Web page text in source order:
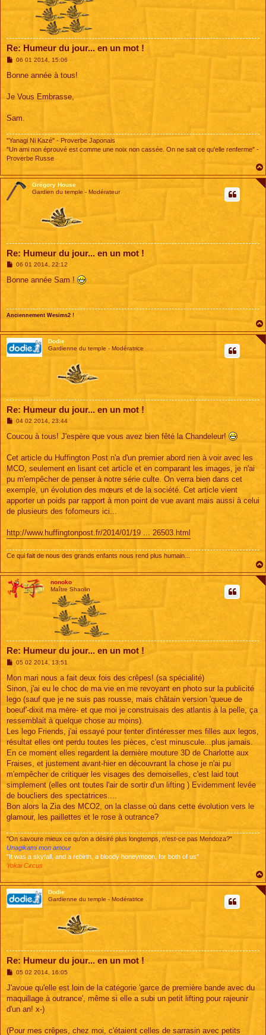
Re: Humeur du jour... en un mot !
M
s
g
06 01 2014, 15:06
Bonne année à tous!
Je Vous Embrasse,
Sam.
"Yanagi Ni Kazé" - Proverbe Japonais
"Un ami non éprouvé est comme une noix non cassée. On ne sait ce qu'elle renferme" -
Proverbe Russe
Grégory House
Gardien du temple - Modérateur
Re: Humeur du jour... en un mot !
M
s
06 01 2014, 22:12
Bonne année Sam !
Anciennement Wesims2 !
Dodie
Gardienne du temple - Modératrice
Re: Humeur du jour... en un mot !
M
s
g
04 02 2014, 23:44
Coucou à tous! J'espère que vous avez bien fêté la Chandeleur!
Cet article du Huffington Post n'a d'un premier abord rien à voir avec les
MCO, seulement en lisant cet article et en comparant les images, je n'ai
pu m'empêcher de penser à notre série culte. On verra bien dans cet
exemple, un évolution des mœurs et de la société. Cet article vient
apporter un poids par rapport à mon point de vue avant mais aussi à celui
de plusieurs des fofomeurs ici...
http://www.huffingtonpost.fr/2014/01/19 ... 26503.html
Ce qui fait de nous des grands enfants nous rend plus humain...
nonoko
Maître Shaolin
Re: Humeur du jour... en un mot !
M
s
a
g
e
05 02 2014, 13:51
Mon mari nous a fait deux fois des crêpes! (sa spécialité)
Sinon, j'ai eu le choc de ma vie en me revoyant en photo sur la publicité
lego (sauf que je ne suis pas rousse, mais châtain version 'queue de
boeuf'-dixit ma mère- et que moi je construisais des atlantis à la pelle, ça
ressemblait à quelque chose au moins).
Les lego Friends, j'ai essayé pour tenter d'intéresser mes filles aux legos,
résultat elles ont perdu toutes les pièces, c'est minuscule...plus jamais.
En ce moment elles regardent la dernière mouture 3D de Charlotte aux
Fraises, et justement avant-hier en découvrant la chose je n'ai pu
m'empêcher de critiquer les visages des demoiselles, c'est laid tout
simplement (elles ont toutes l'air de sortir d'un lifting ) Evidemment levée
de boucliers des spectatrices....
Bon alors la Zia des MCO2, on la classe où dans cette évolution vers le
glamour, les paillettes et le rose à outrance?
"On savoure mieux ce qu'on a désiré plus longtemps, n'est-ce pas Mendoza?"
Unagikami mon amour
"It was a skyfall, and a rebirth, a bloody honeymoon, for both of us"
Yokai Circus
Dodie
Gardienne du temple - Modératrice
Re: Humeur du jour... en un mot !
M
s
a
g
05 02 2014, 16:05
J'avoue qu'elle est loin de la catégorie 'garce de première bande avec du
maquillage à outrance', même si elle a subi un petit lifting pour rajeunir
d'un an! x-)
(Pour mes crêpes, chez moi, c'étaient celles de sarrasin avec petits